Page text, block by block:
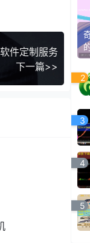
件定制服务
下一篇>>
2
3
4
5